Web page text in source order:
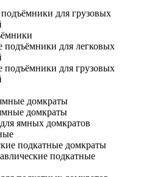
для грузовых
для легковых
для грузовых
домкраты
домкраты
ямных домкратов
подкатные домкраты
подкатные